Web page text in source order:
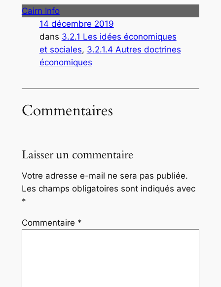
Cairn Info
14 décembre 2019
dans 3.2.1 Les idées économiques
et sociales, 3.2.1.4 Autres doctrines
économiques
Commentaires
Laisser un commentaire
Votre adresse e-mail ne sera pas publiée.
Les champs obligatoires sont indiqués avec
*
Commentaire *